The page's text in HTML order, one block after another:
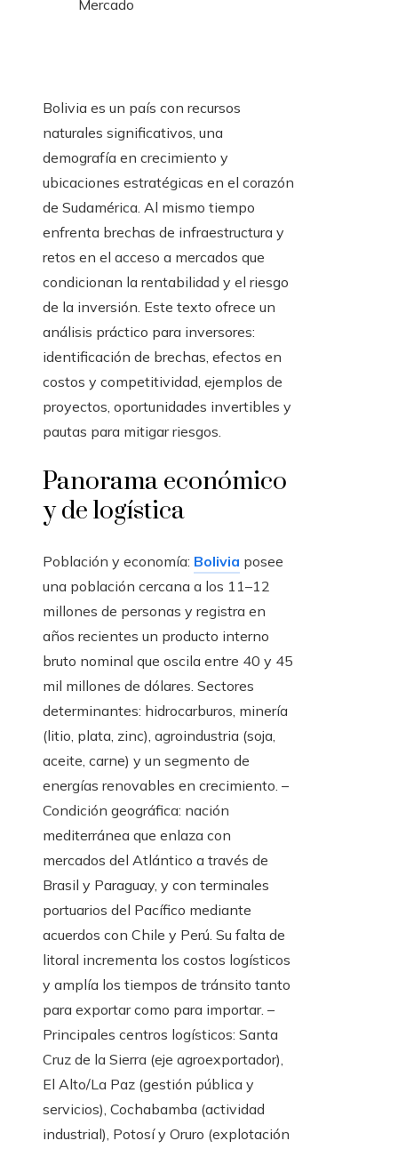
Mercado
Bolivia es un país con recursos
naturales significativos, una
demografía en crecimiento y
ubicaciones estratégicas en el corazón
de Sudamérica. Al mismo tiempo
enfrenta brechas de infraestructura y
retos en el acceso a mercados que
condicionan la rentabilidad y el riesgo
de la inversión. Este texto ofrece un
análisis práctico para inversores:
identificación de brechas, efectos en
costos y competitividad, ejemplos de
proyectos, oportunidades invertibles y
pautas para mitigar riesgos.
Panorama económico
y de logística
Población y economía: Bolivia posee
una población cercana a los 11–12
millones de personas y registra en
años recientes un producto interno
bruto nominal que oscila entre 40 y 45
mil millones de dólares. Sectores
determinantes: hidrocarburos, minería
(litio, plata, zinc), agroindustria (soja,
aceite, carne) y un segmento de
energías renovables en crecimiento. –
Condición geográfica: nación
mediterránea que enlaza con
mercados del Atlántico a través de
Brasil y Paraguay, y con terminales
portuarios del Pacífico mediante
acuerdos con Chile y Perú. Su falta de
litoral incrementa los costos logísticos
y amplía los tiempos de tránsito tanto
para exportar como para importar. –
Principales centros logísticos: Santa
Cruz de la Sierra (eje agroexportador),
El Alto/La Paz (gestión pública y
servicios), Cochabamba (actividad
industrial), Potosí y Oruro (explotación